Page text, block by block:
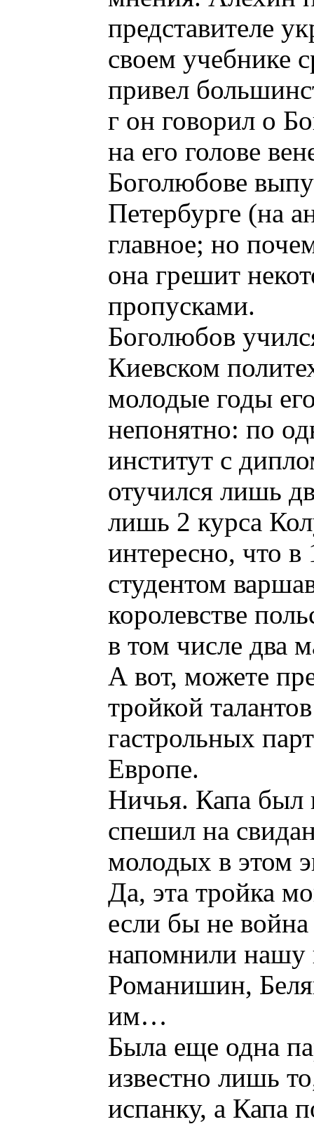
представителе
своем учебнике
привел
г он говорил о
на его голове
Боголюбове
Петербурге (на
главное; но
она грешит
пропусками.
Боголюбов
Киевском
молодые годы
непонятно: по
институт с
отучился лишь
лишь 2 курса
интересно, что
студентом
королевстве
в том числе два
А вот, можете
тройкой
гастрольных
Европе.
Ничья. Капа был
спешил на
молодых в этом
Да, эта тройка
если бы не
напомнили нашу
Романишин,
им…
Была еще одна
известно лишь
испанку, а Капа